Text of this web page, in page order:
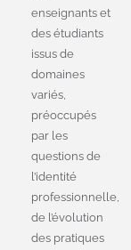
enseignants et
des étudiants
issus de
domaines
variés,
préoccupés
par les
questions de
l’identité
professionnelle,
de l’évolution
des pratiques